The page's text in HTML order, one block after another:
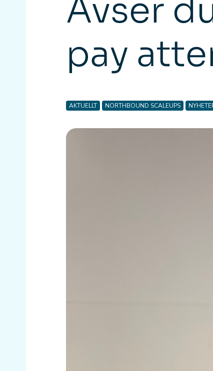
Avser
pay
AKTUELLT NORTHBOUND SCALEUPS